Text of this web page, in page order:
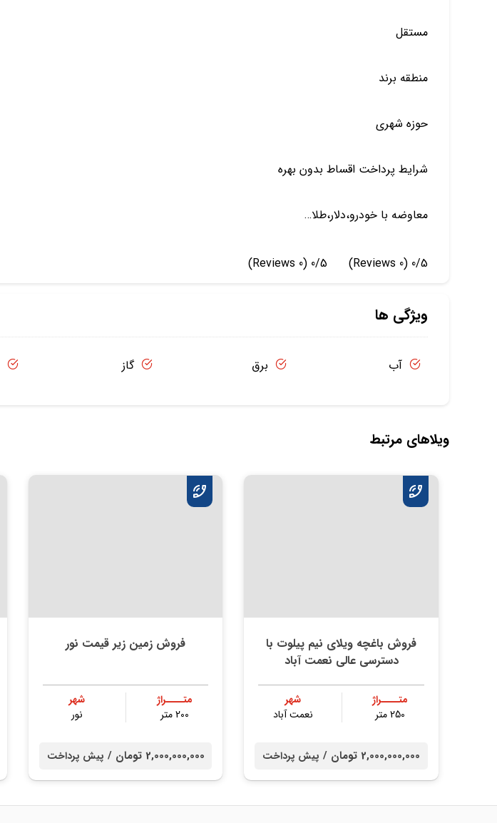
مستقل
منطقه برند
حوزه شهری
شرایط پرداخت اقساط بدون بهره
معاوضه با خودرو،دلار،طلا…
0/5
(0 Reviews)
0/5
(0 Reviews)
ویژگی ها
آب برق گاز
ویلاهای مرتبط
فروش باغچه ویلای نیم پیلوت با
دسترسی عالی نعمت آباد
متــــراژ
250 متر
شهر
نعمت آباد
2,000,000,000 تومان / پیش پرداخت
فروش زمین زیر قیمت نور
متــــراژ
200 متر
شهر
نور
2,000,000,000 تومان / پیش پرداخت